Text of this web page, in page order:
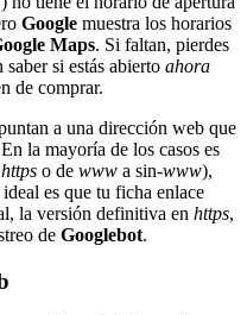
Google muestra los horarios
Maps. Si faltan, pierdes
si estás abierto ahora
de comprar.
a una dirección web que
la mayoría de los casos es
https o de www a sin-www),
es que tu ficha enlace
la versión definitiva en https,
de Googlebot.